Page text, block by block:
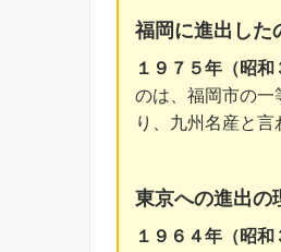
福岡に進出した
１９７５年（昭
のは、福岡市の一
り、九州名産と言
東京への進出の
１９６４年（昭